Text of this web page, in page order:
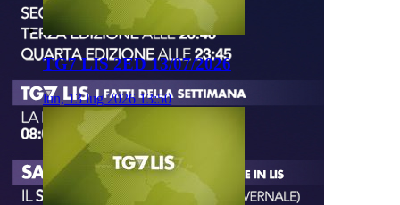
TG7 LIS 2ED 13/07/2026
lun, 13 lug 2026 13:50